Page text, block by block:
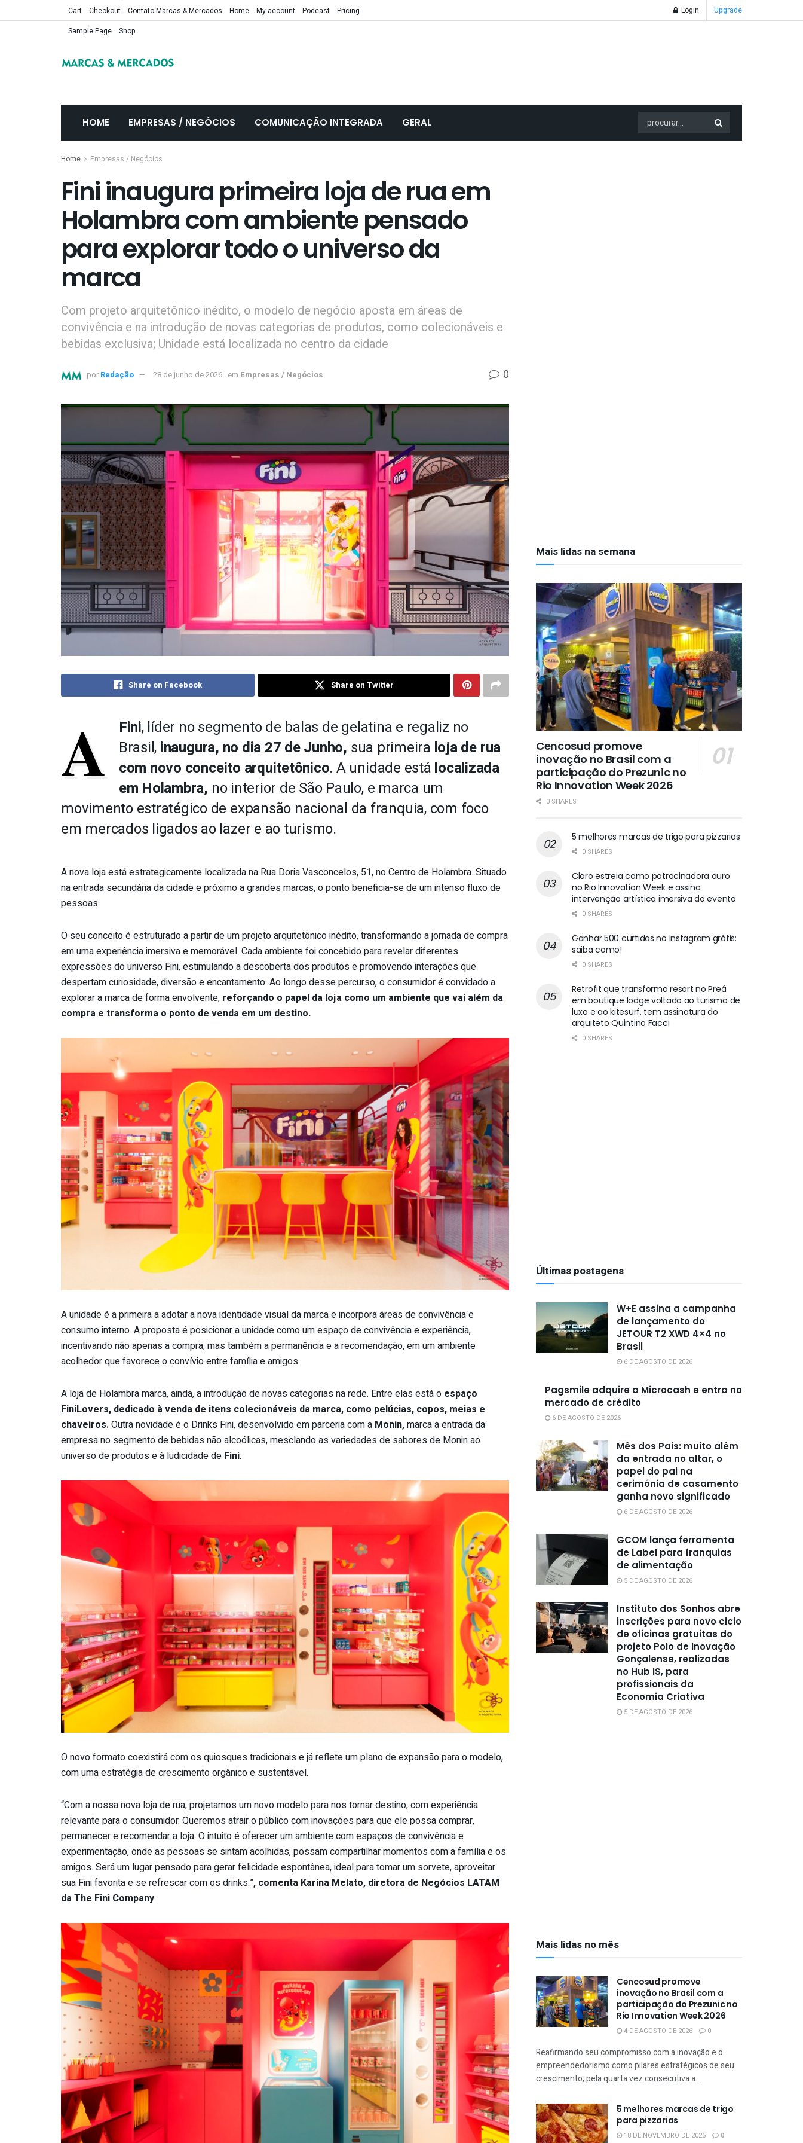
Cart Checkout Contato Marcas & Mercados Home My account Podcast
Pricing
Sample Page
Shop
Login Upgrade
HOME EMPRESAS / NEGÓCIOS COMUNICAÇÃO INTEGRADA GERAL
Home Empresas / Negócios
Fini inaugura primeira loja de rua em
Holambra com ambiente pensado
para explorar todo o universo da
marca
Com projeto arquitetônico inédito, o modelo de negócio aposta em áreas de
convivência e na introdução de novas categorias de produtos, como colecionáveis e
bebidas exclusiva; Unidade está localizada no centro da cidade
por Redação 28 de junho de 2026 em Empresas / Negócios 0
Share on Facebook Share on Twitter
A Fini, líder no segmento de balas de gelatina e regaliz no
Brasil, inaugura, no dia 27 de Junho, sua primeira loja de rua
com novo conceito arquitetônico. A unidade está localizada
em Holambra, no interior de São Paulo, e marca um
movimento estratégico de expansão nacional da franquia, com foco
em mercados ligados ao lazer e ao turismo.
A nova loja está estrategicamente localizada na Rua Doria Vasconcelos, 51, no Centro de Holambra. Situado
na entrada secundária da cidade e próximo a grandes marcas, o ponto beneficia-se de um intenso fluxo de
pessoas.
O seu conceito é estruturado a partir de um projeto arquitetônico inédito, transformando a jornada de compra
em uma experiência imersiva e memorável. Cada ambiente foi concebido para revelar diferentes
expressões do universo Fini, estimulando a descoberta dos produtos e promovendo interações que
despertam curiosidade, diversão e encantamento. Ao longo desse percurso, o consumidor é convidado a
explorar a marca de forma envolvente, reforçando o papel da loja como um ambiente que vai além da
compra e transforma o ponto de venda em um destino.
A unidade é a primeira a adotar a nova identidade visual da marca e incorpora áreas de convivência e
consumo interno. A proposta é posicionar a unidade como um espaço de convivência e experiência,
incentivando não apenas a compra, mas também a permanência e a recomendação, em um ambiente
acolhedor que favorece o convívio entre família e amigos.
A loja de Holambra marca, ainda, a introdução de novas categorias na rede. Entre elas está o espaço
FiniLovers, dedicado à venda de itens colecionáveis da marca, como pelúcias, copos, meias e
chaveiros.Outra novidade é o Drinks Fini, desenvolvido em parceria com a Monin,marca a entrada da
empresa no segmento de bebidas não alcoólicas, mesclando as variedades de sabores de Monin ao
universo de produtos e à ludicidade de Fini.
O novo formato coexistirá com os quiosques tradicionais e já reflete um plano de expansão para o modelo,
com uma estratégia de crescimento orgânico e sustentável.
“Com a nossa nova loja de rua, projetamos um novo modelo para nos tornar destino, com experiência
relevante para o consumidor. Queremos atrair o público com inovações para que ele possa comprar,
permanecer e recomendar a loja. O intuito é oferecer um ambiente com espaços de convivência e
experimentação, onde as pessoas se sintam acolhidas, possam compartilhar momentos com a família e os
amigos. Será um lugar pensado para gerar felicidade espontânea, ideal para tomar um sorvete, aproveitar
sua Fini favorita e se refrescar com os drinks.”, comenta Karina Melato, diretora de Negócios LATAM
da The Fini Company
Mais lidas na semana
Cencosud promove
inovação no Brasil com a
participação do Prezunic no
Rio Innovation Week 2026
0 SHARES
5 melhores marcas de trigo para pizzarias
0 SHARES
Claro estreia como patrocinadora ouro
no Rio Innovation Week e assina
intervenção artística imersiva do evento
0 SHARES
Ganhar 500 curtidas no Instagram grátis:
saiba como!
0 SHARES
Retrofit que transforma resort no Preá
em boutique lodge voltado ao turismo de
luxo e ao kitesurf, tem assinatura do
arquiteto Quintino Facci
0 SHARES
Últimas postagens
W+E assina a campanha
de lançamento do
JETOUR T2 XWD 4×4 no
Brasil
6 DE AGOSTO DE 2026
Pagsmile adquire a Microcash e entra no
mercado de crédito
6 DE AGOSTO DE 2026
Mês dos Pais: muito além
da entrada no altar, o
papel do pai na
cerimônia de casamento
ganha novo significado
6 DE AGOSTO DE 2026
GCOM lança ferramenta
de Label para franquias
de alimentação
5 DE AGOSTO DE 2026
Instituto dos Sonhos abre
inscrições para novo ciclo
de oficinas gratuitas do
projeto Polo de Inovação
Gonçalense, realizadas
no Hub IS, para
profissionais da
Economia Criativa
5 DE AGOSTO DE 2026
Mais lidas no mês
Cencosud promove
inovação no Brasil com a
participação do Prezunic no
Rio Innovation Week 2026
4 DE AGOSTO DE 2026 0
Reafirmando seu compromisso com a inovação e o
empreendedorismo como pilares estratégicos de seu
crescimento, pela quarta vez consecutiva a...
5 melhores marcas de trigo
para pizzarias
18 DE NOVEMBRO DE 2025 0